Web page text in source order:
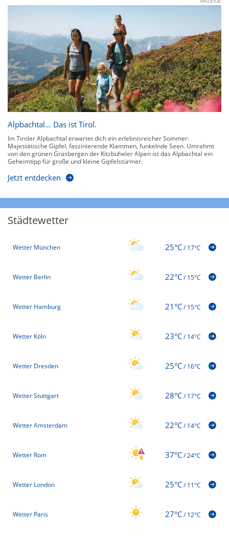
Alpbachtal… Das ist Tirol.
Im Tiroler Alpbachtal erwartet dich ein erlebnisreicher Sommer:
Majestätische Gipfel, faszinierende Klammen, funkelnde Seen. Umrahmt
von den grünen Grasbergen der Kitzbüheler Alpen ist das Alpbachtal ein
Geheimtipp für große und kleine Gipfelstürmer.
Jetzt entdecken
Städtewetter
Wetter München 25°C/17°C
Wetter Berlin 22°C/15°C
Wetter Hamburg 21°C/15°C
Wetter Köln 23°C/14°C
Wetter Dresden 25°C/16°C
Wetter Stuttgart 28°C/17°C
Wetter Amsterdam 22°C/14°C
Wetter Rom 37°C/24°C
Wetter London 25°C/11°C
Wetter Paris 27°C/12°C